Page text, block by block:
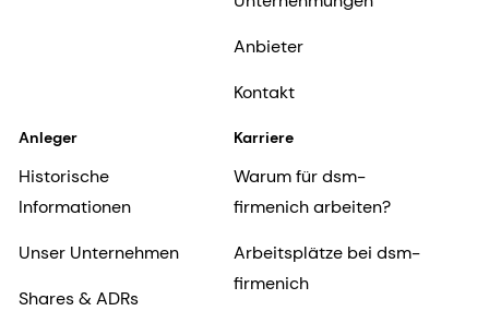
Anbieter
Kontakt
Anleger
Historische
Informationen
Unser Unternehmen
Shares & ADRs
Karriere
Warum für dsm-
firmenich arbeiten?
Arbeitsplätze bei dsm-
firmenich